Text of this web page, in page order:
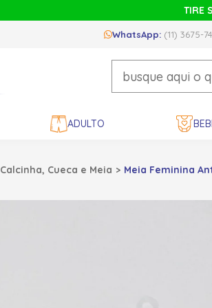
TIRE
WhatsApp: (11) 3675-
ADULTO
Calcinha, Cueca e Meia Meia Feminina